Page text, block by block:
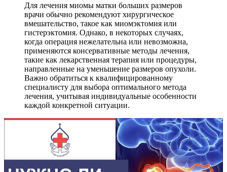
Для лечения миомы матки больших размеров
врачи обычно рекомендуют хирургическое
вмешательство, такое как миомэктомия или
гистерэктомия. Однако, в некоторых случаях,
когда операция нежелательна или невозможна,
применяются консервативные методы лечения,
такие как лекарственная терапия или процедуры,
направленные на уменьшение размеров опухоли.
Важно обратиться к квалифицированному
специалисту для выбора оптимального метода
лечения, учитывая индивидуальные особенности
каждой конкретной ситуации.